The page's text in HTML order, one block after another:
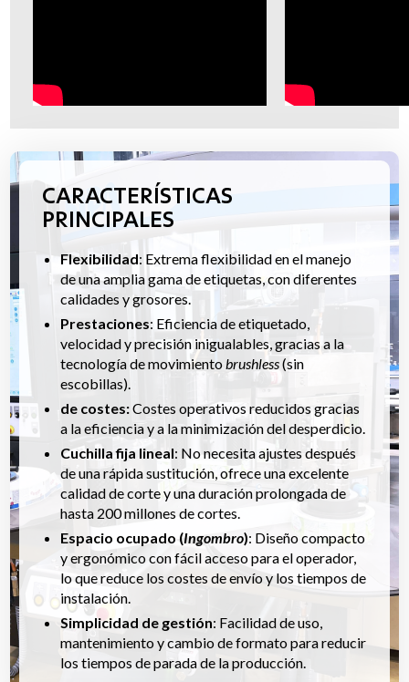
CARACTERÍSTICAS
PRINCIPALES
Flexibilidad: Extrema flexibilidad en el manejo
de una amplia gama de etiquetas, con diferentes
calidades y grosores.
Prestaciones: Eficiencia de etiquetado,
velocidad y precisión inigualables, gracias a la
tecnología de movimientobrushless(sin
escobillas).
de costes:Costes operativos reducidos gracias
a la eficiencia y a la minimización del desperdicio.
Cuchilla fija lineal: No necesita ajustes después
de una rápida sustitución, ofrece una excelente
calidad de corte y una duración prolongada de
hasta 200 millones de cortes.
Espacio ocupado (Ingombro): Diseño compacto
y ergonómico con fácil acceso para el operador,
lo que reduce los costes de envío y los tiempos de
instalación.
Simplicidad de gestión: Facilidad de uso,
mantenimiento y cambio de formato para reducir
los tiempos de parada de la producción.